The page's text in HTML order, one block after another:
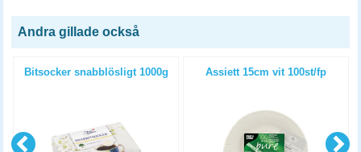
Andra gillade också
Bitsocker snabblösligt 1000g Assiett 15cm vit 100st/fp